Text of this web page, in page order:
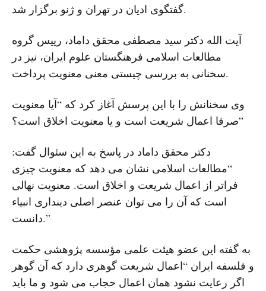
گفتگوی ادیان در تهران و ژنو برگزار شد.
آیت ‌الله دکتر سید مصطفی محقق‌ داماد، رییس گروه
مطالعات اسلامی فرهنگستان علوم ایران، نیز در
سخنانی به بررسی چیستی معنی معنویت پرداخت.
وی سخنانش را با این پرسش آغاز کرد که “آیا معنویت
صرفا اعمال شریعت است و یا معنویت اخلاق است؟”
دکتر محقق داماد در پاسخ به این سئوال گفت:
“مطالعات اسلامی نشان می دهد که معنویت چیزی
فراتر از اعمال شریعت و اخلاق است. معنویت نهالی
است که آن را می توان عنصر اصلی دینداری انبیاء
دانست.”
به گفته این عضو هیئت علمی مؤسسه پژوهشی حکمت
و فلسفه ایران “اعمال شریعت گوهری دارد که آن گوهر
اگر رعایت نشود همان اعمال حجاب می شود و ما باید